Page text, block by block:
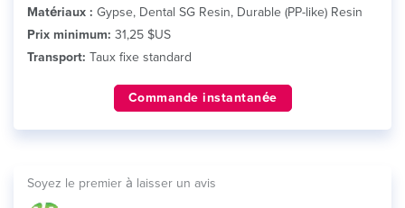
Matériaux : Gypse, Dental SG Resin, Durable (PP-like) Resin
Prix minimum: 31,25 $US
Transport: Taux fixe standard
Commande instantanée
Soyez le premier à laisser un avis